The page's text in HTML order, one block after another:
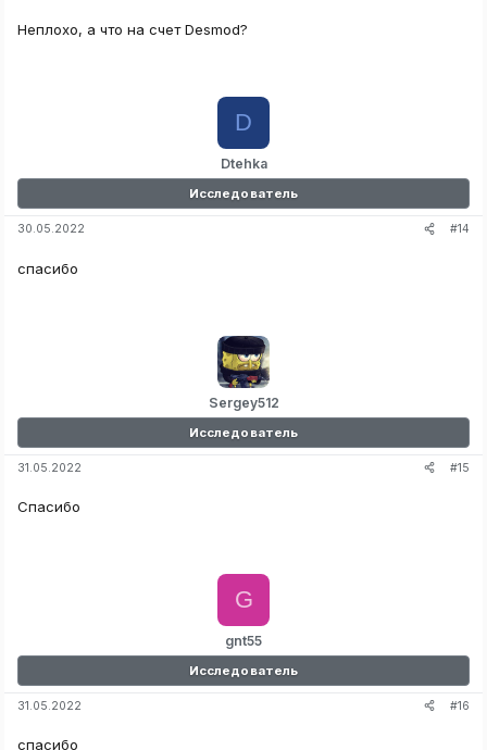
Неплохо, а что на счет Desmod?
Dtehka
D
Исследователь
30.05.2022 #14
спасибо
Sergey512
Исследователь
31.05.2022 #15
Спасибо
gnt55
G
Исследователь
31.05.2022 #16
спасибо